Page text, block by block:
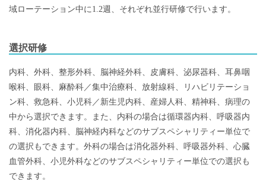
域ローテーション中に1.2週、それぞれ並行研修で行います。
選択研修
内科、外科、整形外科、脳神経外科、皮膚科、泌尿器科、耳鼻咽
喉科、眼科、麻酔科／集中治療科、放射線科、リハビリテーショ
ン科、救急科、小児科／新生児内科、産婦人科、精神科、病理の
中から選択できます。また、内科の場合は循環器内科、呼吸器内
科、消化器内科、脳神経内科などのサブスペシャリティー単位で
の選択もできます。外科の場合は消化器外科、呼吸器外科、心臓
血管外科、小児外科などのサブスペシャリティー単位での選択も
できます。